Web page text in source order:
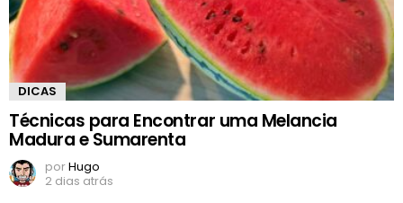
DICAS
Técnicas para Encontrar uma Melancia
Madura e Sumarenta
porHugo
2 dias atrás